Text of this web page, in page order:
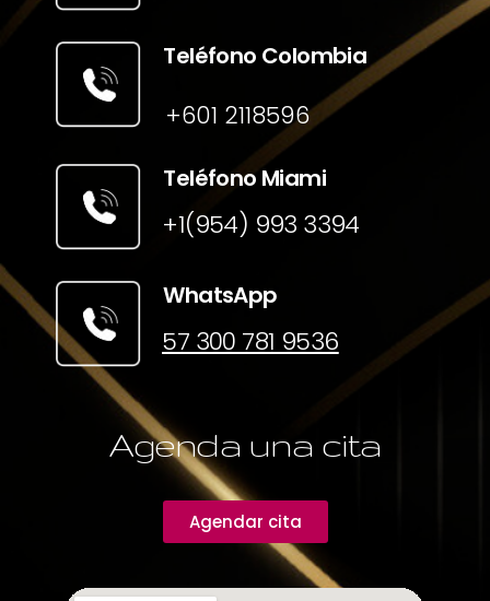
Teléfono Colombia
+601 2118596
Teléfono Miami
+1(954) 993 3394
WhatsApp
57 300 781 9536
Agenda una cita
Agendar cita